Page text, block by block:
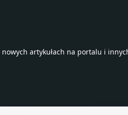
artykułach na portalu i